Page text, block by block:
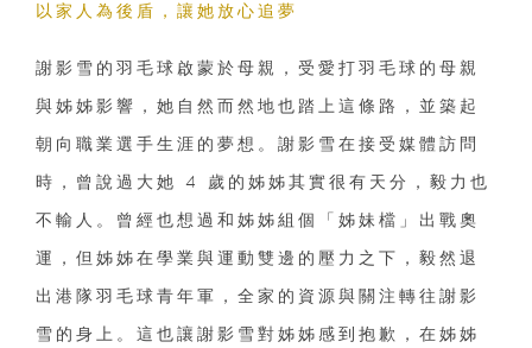
以家人為後盾，讓她放心追夢
謝影雪的羽毛球啟蒙於母親，受愛打羽毛球的母親
與姊姊影響，她自然而然地也踏上這條路，並築起
朝向職業選手生涯的夢想。謝影雪在接受媒體訪問
時，曾說過大她 4 歲的姊姊其實很有天分，毅力也
不輸人。曾經也想過和姊姊組個「姊妹檔」出戰奧
運，但姊姊在學業與運動雙邊的壓力之下，毅然退
出港隊羽毛球青年軍，全家的資源與關注轉往謝影
雪的身上。這也讓謝影雪對姊姊感到抱歉，在姊姊